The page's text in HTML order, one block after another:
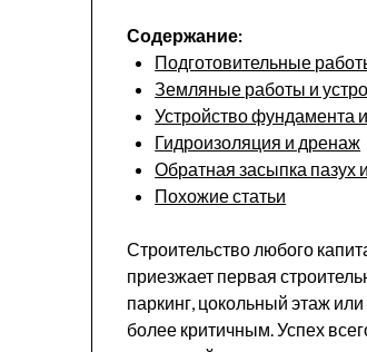
Содержание:
Подготовительные
Земляные работы и
Устройство фундамента
Гидроизоляция и дренаж
Обратная засыпка пазух
Похожие статьи
Строительство любого
приезжает первая
паркинг, цокольный этаж
более критичным. Успех